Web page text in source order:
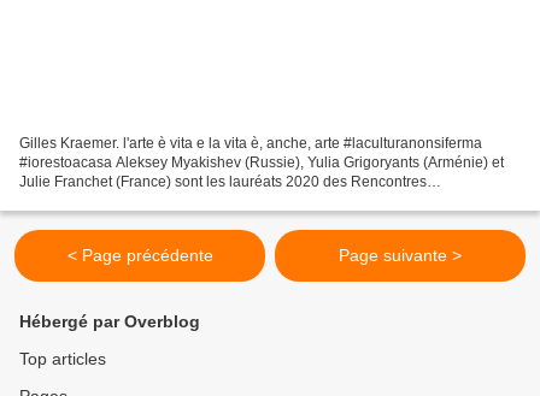
Gilles Kraemer. l'arte è vita e la vita è, anche, arte #laculturanonsiferma
#iorestoacasa Aleksey Myakishev (Russie), Yulia Grigoryants (Arménie) et
Julie Franchet (France) sont les lauréats 2020 des Rencontres
< Page précédente Page suivante >
Hébergé par Overblog
Top articles